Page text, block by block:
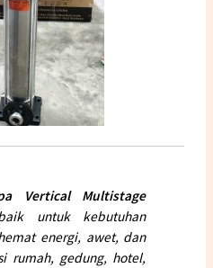
Vertical Multistage
untuk kebutuhan
energi, awet, dan
rumah, gedung, hotel,